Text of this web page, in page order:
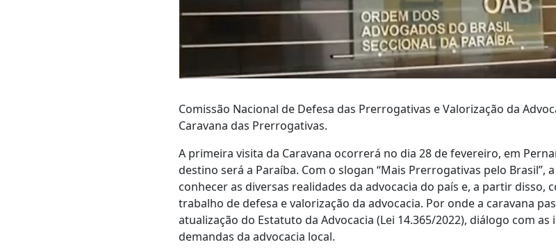
Comissão Nacional de Defesa das Prerrogativas e Valorização da
Caravana das Prerrogativas.
A primeira visita da Caravana ocorrerá no dia 28 de fevereiro, em
destino será a Paraíba. Com o slogan “Mais Prerrogativas pelo Brasil”,
conhecer as diversas realidades da advocacia do país e, a partir disso,
trabalho de defesa e valorização da advocacia. Por onde a caravana
atualização do Estatuto da Advocacia (Lei 14.365/2022), diálogo com
demandas da advocacia local.